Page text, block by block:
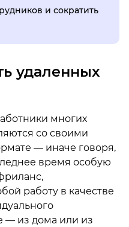
и сократить
удаленных
многих
со своими
— иначе говоря,
время особую
работу в качестве
— из дома или из